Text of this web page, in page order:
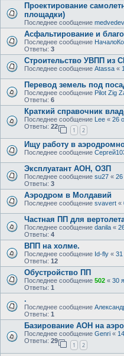
Проектирование
площадки)
Последнее сообщение
Асфальтирование и
Последнее сообщение
Ответы: 3
Строительство УВПП из
Последнее сообщение Atassa «
Перевод земель под
Последнее сообщение Pilot Zig
Ответы: 6
Краткий справочник­
Последнее сообщение Lee « 26
Ответы: 22
1 2
Ищу работу в
Последнее сообщение
Эксплуатант АОН, ОЗП
Последнее сообщение su27 « 26
Ответы: 3
Аэродром в Молдавий
Последнее сообщение svavert «
Частная ПП для
Последнее сообщение danila «
Ответы: 4
ВПП на холме.
Последнее сообщение Id-fly « 31
Ответы: 12
Обустройство ПП
Последнее сообщение 502 « 30
Ответы: 1
.
Последнее сообщение
Ответы: 1
Базирование АОН на
Последнее сообщение Genri «
Ответы: 29
1 2